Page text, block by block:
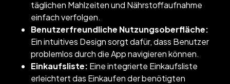
täglichen Mahlzeiten und Nährstoffaufnahme
einfach verfolgen.
Benutzerfreundliche Nutzungsoberfläche:
Ein intuitives Design sorgt dafür, dass Benutzer
problemlos durch die App navigieren können.
Einkaufsliste: Eine integrierte Einkaufsliste
erleichtert das Einkaufen der benötigten